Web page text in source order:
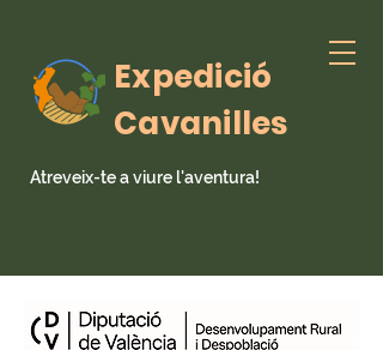
Expedició
Cavanilles
Atreveix-te a viure l'aventura!